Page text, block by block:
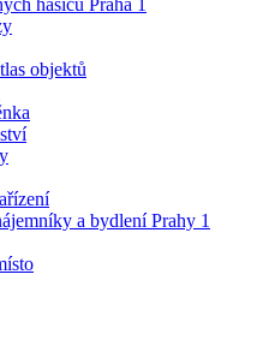
objektů
a bydlení Prahy 1